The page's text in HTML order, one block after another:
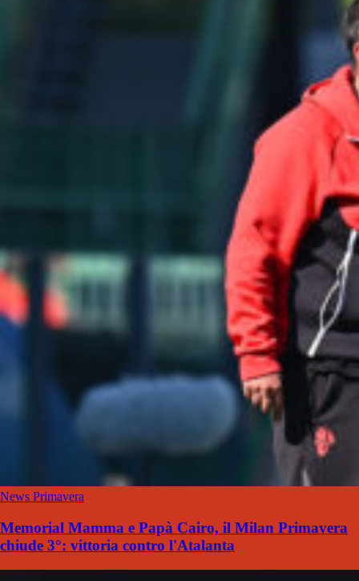
News Primavera
Memorial Mamma e Papà Cairo, il Milan Primavera
chiude 3°: vittoria contro l'Atalanta